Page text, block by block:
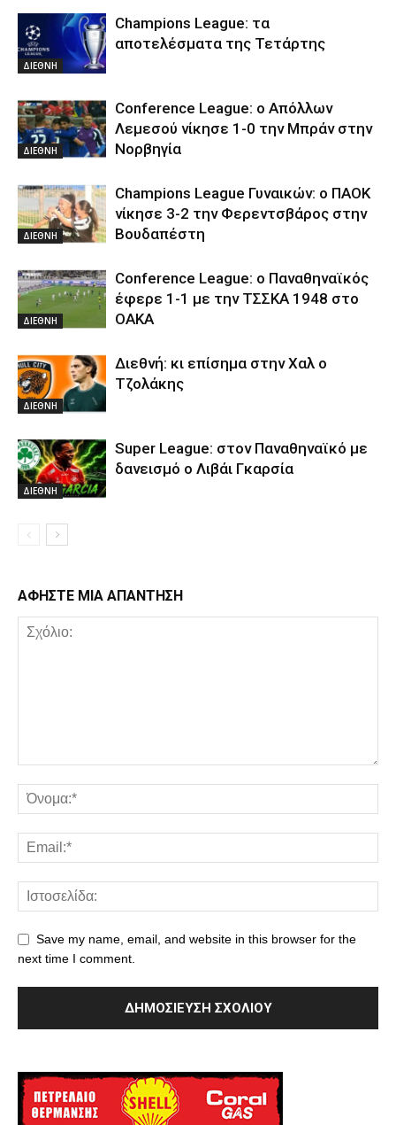
ΔΙΕΘΝΗ
Champions League: τα
αποτελέσματα της Τετάρτης
ΔΙΕΘΝΗ
Conference League: ο Απόλλων
Λεμεσού νίκησε 1-0 την Μπράν στην
Νορβηγία
ΔΙΕΘΝΗ
Champions League Γυναικών: ο ΠΑΟΚ
νίκησε 3-2 την Φερεντσβάρος στην
Βουδαπέστη
ΔΙΕΘΝΗ
Conference League: ο Παναθηναϊκός
έφερε 1-1 με την ΤΣΣΚΑ 1948 στο
ΟΑΚΑ
ΔΙΕΘΝΗ
Διεθνή: κι επίσημα στην Χαλ ο
Τζολάκης
ΔΙΕΘΝΗ
Super League: στον Παναθηναϊκό με
δανεισμό ο Λιβάι Γκαρσία
ΑΦΗΣΤΕ ΜΙΑ ΑΠΑΝΤΗΣΗ
Save my name, email, and website in this browser for the
next time I comment.